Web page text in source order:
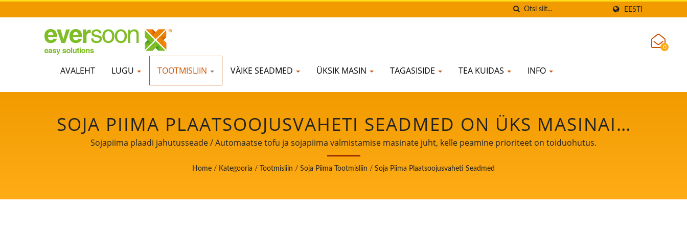
EESTI
AVALEHT LUGU TOOTMISLIIN VÄIKE SEADMED ÜKSIK MASIN TAGASISIDE TEA KUIDAS INFO
0
SOJA PIIMA PLAATSOOJUSVAHETI SEADMED ON ÜKS MASINAID
SOJA PIIMA TOOTMISLIINIS. / AUTOMAATSE TOFU JA
SOJAPIIMA VALMISTAMISE MASINATE JUHT, KELLE PEAMINE
PRIORITEET ON TOIDUOHUTUS.
Sojapiima plaadi jahutusseade / Automaatse tofu ja sojapiima valmistamise masinate juht, kelle peamine prioriteet on toiduohutus.
Home / Kategooria / Tootmisliin / Soja Piima Tootmisliin / Soja Piima Plaatsoojusvaheti Seadmed